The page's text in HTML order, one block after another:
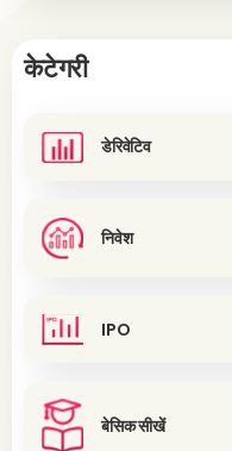
केटेगरी
डेरिवेटिव
निवेश
IPO
बेसिक सीखें